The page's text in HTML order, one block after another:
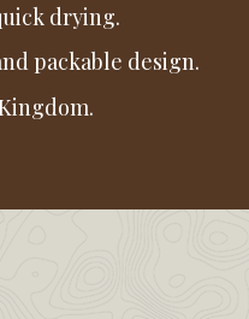
drying.
packable design.